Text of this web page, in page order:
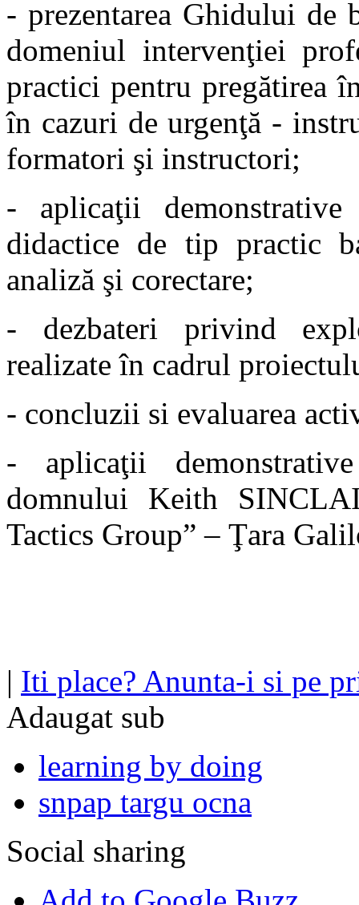
- prezentarea Ghidului de
domeniul intervenţiei
practici pentru pregătirea
în cazuri de urgenţă -
formatori şi instructori;
- aplicaţii
didactice de tip practic
analiză şi corectare;
- dezbateri privind
realizate în cadrul
- concluzii si evaluarea
- aplicaţii
domnului Keith
Tactics Group” – Ţara
| Iti place? Anunta-i si pe
Adaugat sub
learning by doing
snpap targu ocna
Social sharing